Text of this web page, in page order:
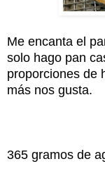
Me encanta el
solo hago pan
proporciones de
más nos gusta.
365 gramos de